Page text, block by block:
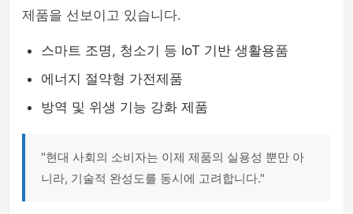
제품을 선보이고 있습니다.
스마트 조명, 청소기 등 IoT 기반 생활용품
에너지 절약형 가전제품
방역 및 위생 기능 강화 제품
"현대 사회의 소비자는 이제 제품의 실용성 뿐만 아
니라, 기술적 완성도를 동시에 고려합니다."